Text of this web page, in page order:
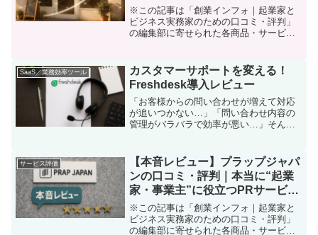
客・営業を変える実力と課題を本
音解説～
※この記事は「創業インフォ｜起業家と
ビジネス実務家のための口コミ・評判」
の編集部に寄せられた各商品・サービス
客を獲得したいけど、日々の業務に追わ
れてなかなか手が回らない...
SaaS／業務効率ツール
カスタマーサポートを変える！
Freshdesk導入レビュー
「お客様からの問い合わせが増えて対応
が追いつかない…」「問い合わせ内容の
管理がバラバラで効率が悪い…」そんな
「Freshdesk」です。個人事業主として複
数のサービスを運営する中...
サービス評価
【本音レビュー】プラップジャパ
ンの口コミ・評判｜本当に“起業
家・事業主”に役立つPRサービス
か？徹底解説！
※この記事は「創業インフォ｜起業家と
ビジネス実務家のための口コミ・評判」
の編集部に寄せられた各商品・サービス